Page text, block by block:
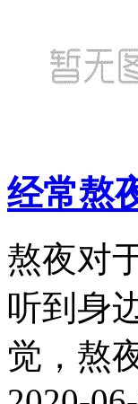
经常熬
熬夜对
听到身
觉，熬